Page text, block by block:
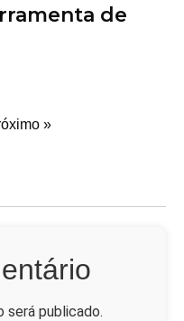
de
»
será publicado.